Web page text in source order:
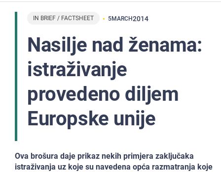
IN BRIEF / FACTSHEET 5MARCH2014
Nasilje nad ženama:
istraživanje
provedeno diljem
Europske unije
Ova brošura daje prikaz nekih primjera zaključaka
istraživanja uz koje su navedena opća razmatranja koje